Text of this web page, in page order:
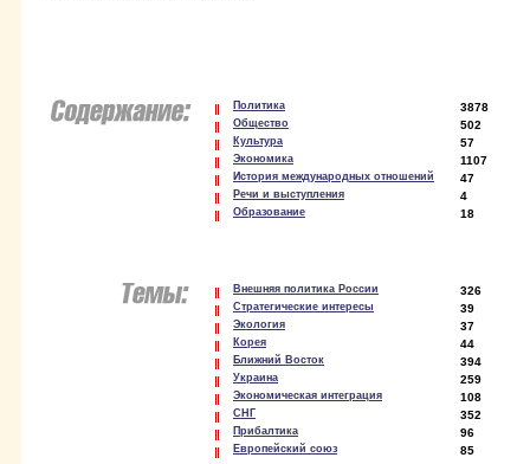
Политика 3878
Общество 502
Культура 57
Экономика 1107
История международных отношений 47
Речи и выступления 4
Образование 18
Внешняя политика России 326
Стратегические интересы 39
Экология 37
Корея 44
Ближний Восток 394
Украина 259
Экономическая интеграция 108
СНГ 352
Прибалтика 96
Европейский союз 85